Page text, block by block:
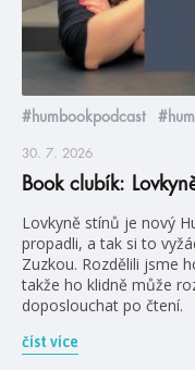
#humbookpodcast
30. 7. 2026
Book clubík:
Lovkyně stínů je nový
propadli, a tak si to
Zuzkou. Rozdělili jsme
takže ho klidně může
doposlouchat po čtení.
číst více